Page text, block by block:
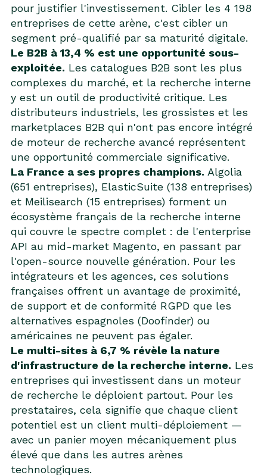
pour justifier l'investissement. Cibler les 4 198
entreprises de cette arène, c'est cibler un
segment pré-qualifié par sa maturité digitale.
Le B2B à 13,4 % est une opportunité sous-
exploitée. Les catalogues B2B sont les plus
complexes du marché, et la recherche interne
y est un outil de productivité critique. Les
distributeurs industriels, les grossistes et les
marketplaces B2B qui n'ont pas encore intégré
de moteur de recherche avancé représentent
une opportunité commerciale significative.
La France a ses propres champions. Algolia
(651 entreprises), ElasticSuite (138 entreprises)
et Meilisearch (15 entreprises) forment un
écosystème français de la recherche interne
qui couvre le spectre complet : de l'enterprise
API au mid-market Magento, en passant par
l'open-source nouvelle génération. Pour les
intégrateurs et les agences, ces solutions
françaises offrent un avantage de proximité,
de support et de conformité RGPD que les
alternatives espagnoles (Doofinder) ou
américaines ne peuvent pas égaler.
Le multi-sites à 6,7 % révèle la nature
d'infrastructure de la recherche interne. Les
entreprises qui investissent dans un moteur
de recherche le déploient partout. Pour les
prestataires, cela signifie que chaque client
potentiel est un client multi-déploiement —
avec un panier moyen mécaniquement plus
élevé que dans les autres arènes
technologiques.